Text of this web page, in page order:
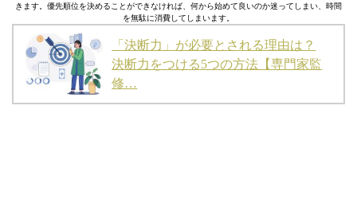
きます。優先順位を決めることができなければ、何から始めて良いのか迷ってしまい、時間
を無駄に消費してしまいます。
「決断力」が必要とされる理由は？
決断力をつける5つの方法【専門家監
修…